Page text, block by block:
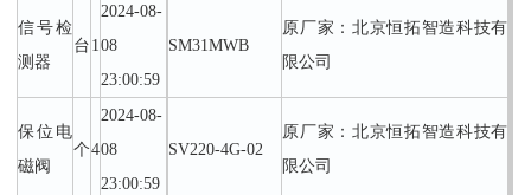
信号检
测器
台1
2024-08-
08
23:00:59
SM31MWB
原厂家：北京恒拓智造科技有
限公司
保位电
磁阀
个4
2024-08-
08
23:00:59
SV220-4G-02
原厂家：北京恒拓智造科技有
限公司